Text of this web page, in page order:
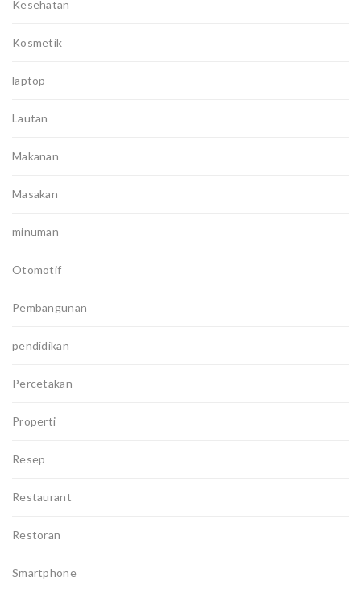
Kesehatan
Kosmetik
laptop
Lautan
Makanan
Masakan
minuman
Otomotif
Pembangunan
pendidikan
Percetakan
Properti
Resep
Restaurant
Restoran
Smartphone